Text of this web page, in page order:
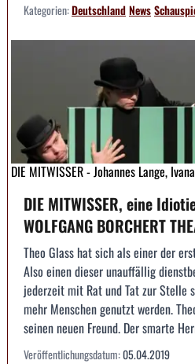
Kategorien:DeutschlandNews
DIE MITWISSER - Johannes Lange,
DIE MITWISSER, eine
WOLFGANG BORCHERT
Theo Glass hat sich als einer der
Also einen dieser unauffällig
jederzeit mit Rat und Tat zur Stelle
mehr Menschen genutzt werden.
seinen neuen Freund. Der smarte
Veröffentlichungsdatum:05.04.2019